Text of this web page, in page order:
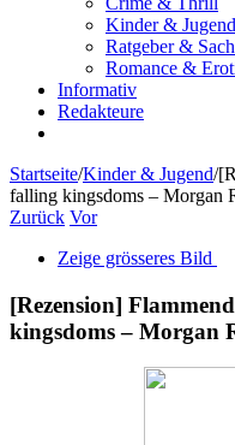
Kinder & Jugend
Ratgeber &
Romance &
Informativ
Redakteure
Startseite/Kinder & Jugend/
falling kingsdoms – Morgan
Zurück Vor
Zeige grösseres Bild
[Rezension]
kingsdoms – Morgan